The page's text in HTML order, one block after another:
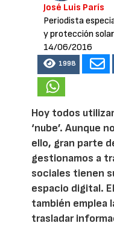
José Luis París
Periodista
y protección solar
14/06/2016
1998
Hoy todos
‘nube’. Aunque
ello, gran parte
gestionamos a
sociales tienen
espacio digital.
también emplea
trasladar